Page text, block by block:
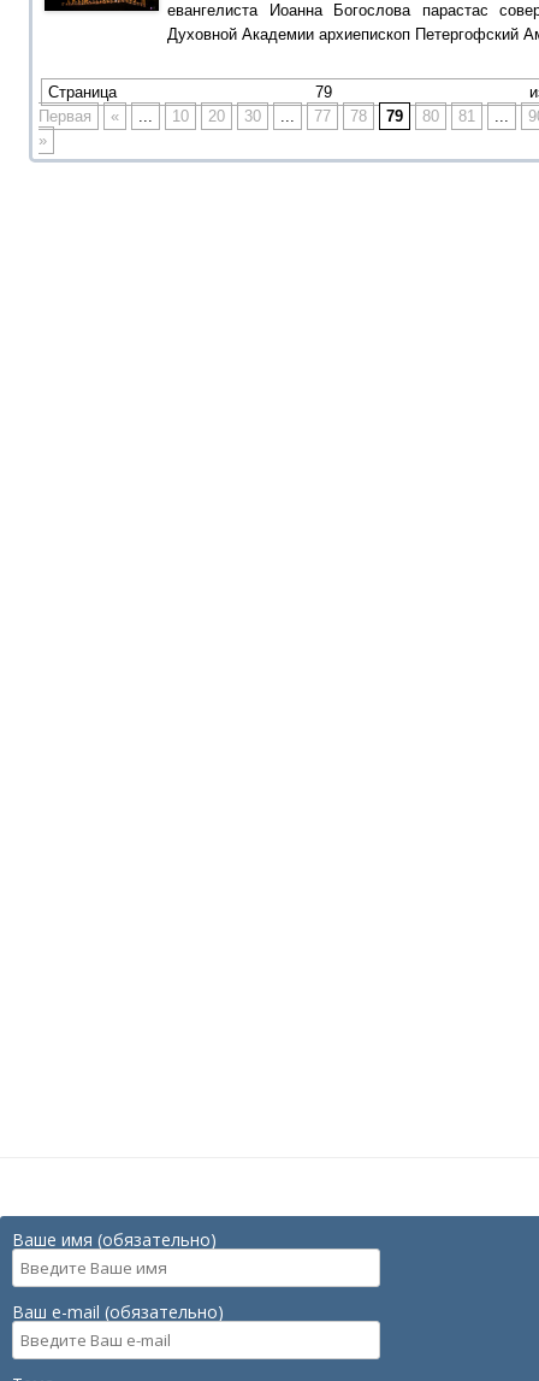
евангелиста Иоанна Богослова парастас
Духовной Академии архиепископ Петергофский
Страница 79
Первая
« ... 10 20 30 ... 77 78 79 80 81 ...
»
Ваше имя (обязательно)
Ваш e-mail (обязательно)